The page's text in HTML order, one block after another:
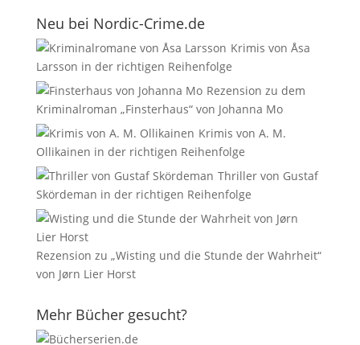
Neu bei Nordic-Crime.de
Krimis von Åsa
Larsson in der richtigen Reihenfolge
Rezension zu dem
Kriminalroman „Finsterhaus“ von Johanna Mo
Krimis von A. M.
Ollikainen in der richtigen Reihenfolge
Thriller von Gustaf
Skördeman in der richtigen Reihenfolge
Rezension zu „Wisting und die Stunde der Wahrheit“
von Jørn Lier Horst
Mehr Bücher gesucht?